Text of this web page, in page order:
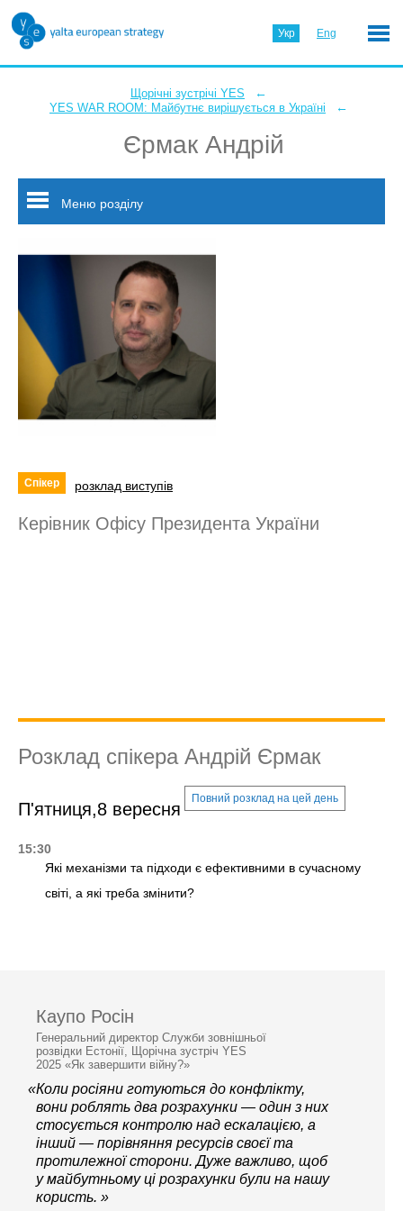
Укр Eng
Щорічні зустрічі YES ←
YES WAR ROOM: Майбутнє вирішується в Україні ←
Єрмак Андрій
Меню розділу
Спікер розклад виступів
Керівник Офісу Президента України
Розклад спікера Андрій Єрмак
П'ятниця,8 вересня
Повний розклад на цей день
15:30
Які механізми та підходи є ефективними в сучасному
світі, а які треба змінити?
Каупо Росін
Генеральний директор Служби зовнішньої
розвідки Естонії, Щорічна зустріч YES
2025 «Як завершити війну?»
«Коли росіяни готуються до конфлікту,
вони роблять два розрахунки — один з них
стосується контролю над ескалацією, а
інший — порівняння ресурсів своєї та
протилежної сторони. Дуже важливо, щоб
у майбутньому ці розрахунки були на нашу
користь. »